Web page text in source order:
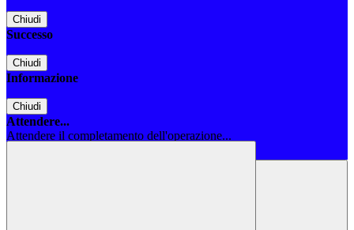
Chiudi
Successo
Chiudi
Informazione
Chiudi
Attendere...
Attendere il completamento dell'operazione...